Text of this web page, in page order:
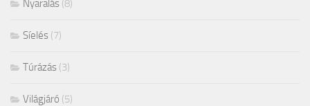
Nyaralás (8)
Síelés (7)
Túrázás (3)
Világjáró (5)